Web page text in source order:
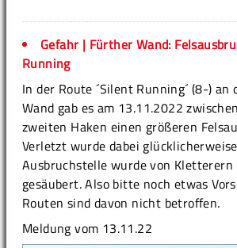
Gefahr | Fürther Wand:
Running
In der Route ´Silent Running´ (8-) an
Wand gab es am 13.11.2022
zweiten Haken einen größeren
Verletzt wurde dabei
Ausbruchstelle wurde von
gesäubert. Also bitte noch etwas
Routen sind davon nicht betroffen.
Meldung vom 13.11.22